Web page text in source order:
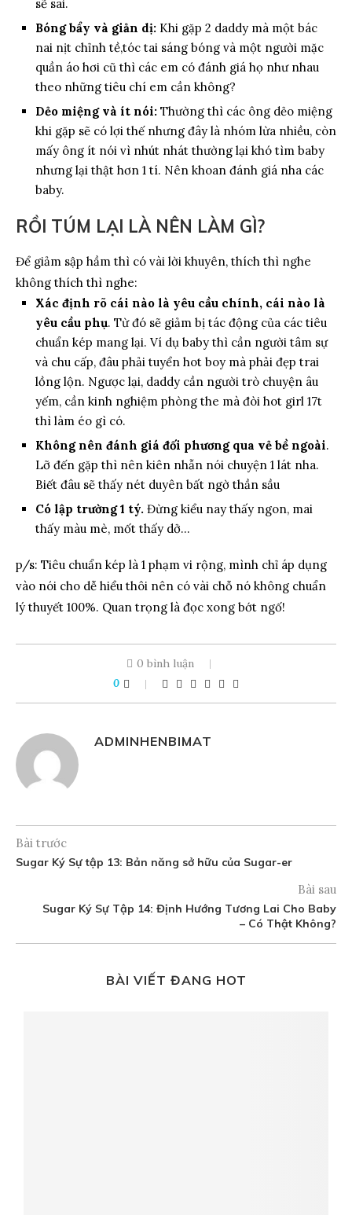
sẽ sai.
Bóng bẩy và giản dị: Khi gặp 2 daddy mà một bác
nai nịt chỉnh tề,tóc tai sáng bóng và một người mặc
quần áo hơi cũ thì các em có đánh giá họ như nhau
theo những tiêu chí em cần không?
Dẻo miệng và ít nói: Thường thì các ông dẻo miệng
khi gặp sẽ có lợi thế nhưng đây là nhóm lừa nhiều, còn
mấy ông ít nói vì nhút nhát thường lại khó tìm baby
nhưng lại thật hơn 1 tí. Nên khoan đánh giá nha các
baby.
RỒI TÚM LẠI LÀ NÊN LÀM GÌ?
Để giảm sập hầm thì có vài lời khuyên, thích thì nghe
không thích thì nghe:
Xác định rõ cái nào là yêu cầu chính, cái nào là
yêu cầu phụ. Từ đó sẽ giảm bị tác động của các tiêu
chuẩn kép mang lại. Ví dụ baby thì cần người tâm sự
và chu cấp, đâu phải tuyển hot boy mà phải đẹp trai
lồng lộn. Ngược lại, daddy cần người trò chuyện âu
yếm, cần kinh nghiệm phòng the mà đòi hot girl 17t
thì làm éo gì có.
Không nên đánh giá đối phương qua vẻ bề ngoài.
Lỡ đến gặp thì nên kiên nhẫn nói chuyện 1 lát nha.
Biết đâu sẽ thấy nét duyên bất ngờ thần sầu
Có lập trường 1 tý. Đừng kiểu nay thấy ngon, mai
thấy màu mè, mốt thấy dở…
p/s: Tiêu chuẩn kép là 1 phạm vi rộng, mình chỉ áp dụng
vào nói cho dễ hiểu thôi nên có vài chỗ nó không chuẩn
lý thuyết 100%. Quan trọng là đọc xong bớt ngố!
0 bình luận
0
ADMINHENBIMAT
Bài trước
Sugar Ký Sự tập 13: Bản năng sở hữu của Sugar-er
Bài sau
Sugar Ký Sự Tập 14: Định Hướng Tương Lai Cho Baby
– Có Thật Không?
BÀI VIẾT ĐANG HOT